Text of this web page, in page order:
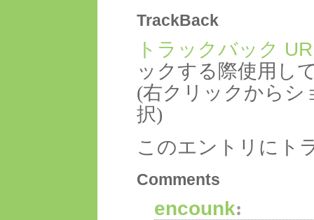
TrackBack
トラックバック
ックする際使用し
(右クリックからシ
択)
このエントリにト
Comments
encounk: